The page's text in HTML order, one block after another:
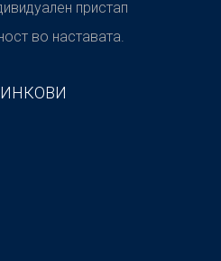
пристап
во наставата.